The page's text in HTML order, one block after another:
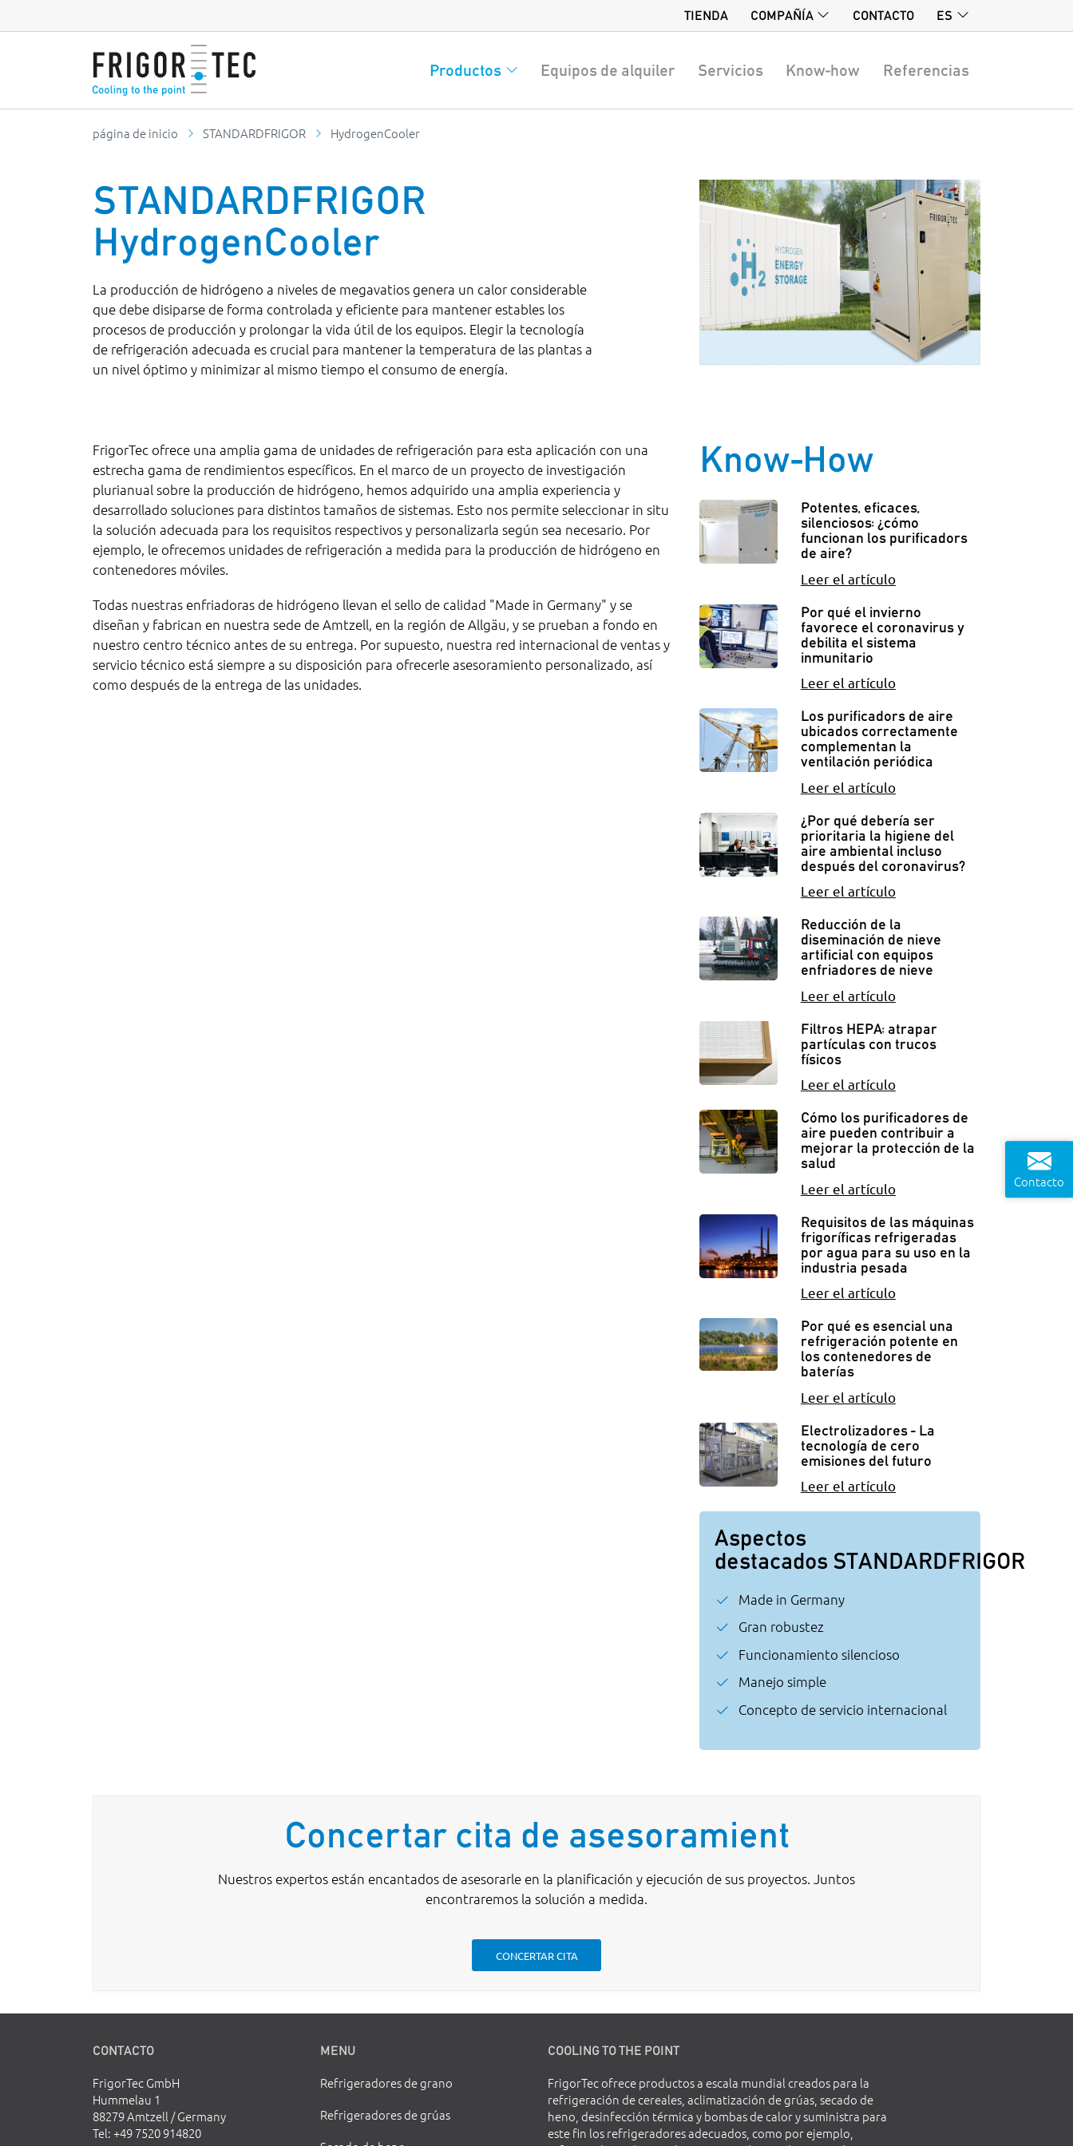
TIENDA COMPAÑÍA CONTACTO ES
Productos Equipos de alquiler Servicios Know-how Referencias
página de inicio STANDARDFRIGOR HydrogenCooler
STANDARDFRIGOR
HydrogenCooler
La producción de hidrógeno a niveles de megavatios genera un calor considerable
que debe disiparse de forma controlada y eficiente para mantener estables los
procesos de producción y prolongar la vida útil de los equipos. Elegir la tecnología
de refrigeración adecuada es crucial para mantener la temperatura de las plantas a
un nivel óptimo y minimizar al mismo tiempo el consumo de energía.
FrigorTec ofrece una amplia gama de unidades de refrigeración para esta aplicación con una
estrecha gama de rendimientos específicos. En el marco de un proyecto de investigación
plurianual sobre la producción de hidrógeno, hemos adquirido una amplia experiencia y
desarrollado soluciones para distintos tamaños de sistemas. Esto nos permite seleccionar in situ
la solución adecuada para los requisitos respectivos y personalizarla según sea necesario. Por
ejemplo, le ofrecemos unidades de refrigeración a medida para la producción de hidrógeno en
contenedores móviles.
Todas nuestras enfriadoras de hidrógeno llevan el sello de calidad "Made in Germany" y se
diseñan y fabrican en nuestra sede de Amtzell, en la región de Allgäu, y se prueban a fondo en
nuestro centro técnico antes de su entrega. Por supuesto, nuestra red internacional de ventas y
servicio técnico está siempre a su disposición para ofrecerle asesoramiento personalizado, así
como después de la entrega de las unidades.
Know-How
Potentes, eficaces,
silenciosos: ¿cómo
funcionan los purificadors
de aire?
Leer el artículo
Por qué el invierno
favorece el coronavirus y
debilita el sistema
inmunitario
Leer el artículo
Los purificadors de aire
ubicados correctamente
complementan la
ventilación periódica
Leer el artículo
¿Por qué debería ser
prioritaria la higiene del
aire ambiental incluso
después del coronavirus?
Leer el artículo
Reducción de la
diseminación de nieve
artificial con equipos
enfriadores de nieve
Leer el artículo
Filtros HEPA: atrapar
partículas con trucos
físicos
Leer el artículo
Cómo los purificadores de
aire pueden contribuir a
mejorar la protección de la
salud
Leer el artículo
Requisitos de las máquinas
frigoríficas refrigeradas
por agua para su uso en la
industria pesada
Leer el artículo
Por qué es esencial una
refrigeración potente en
los contenedores de
baterías
Leer el artículo
Electrolizadores - La
tecnología de cero
emisiones del futuro
Leer el artículo
Aspectos
destacados STANDARDFRIGOR
Made in Germany
Gran robustez
Funcionamiento silencioso
Manejo simple
Concepto de servicio internacional
Concertar cita de asesoramient
Nuestros expertos están encantados de asesorarle en la planificación y ejecución de sus proyectos. Juntos
encontraremos la solución a medida.
CONCERTAR CITA
CONTACTO
FrigorTec GmbH
Hummelau 1
88279 Amtzell / Germany
Tel: +49 7520 914820
MENU
Refrigeradores de grano
Refrigeradores de grúas
COOLING TO THE POINT
FrigorTec ofrece productos a escala mundial creados para la
refrigeración de cereales, aclimatización de grúas, secado de
heno, desinfección térmica y bombas de calor y suministra para
este fin los refrigeradores adecuados, como por ejemplo,
Contacto